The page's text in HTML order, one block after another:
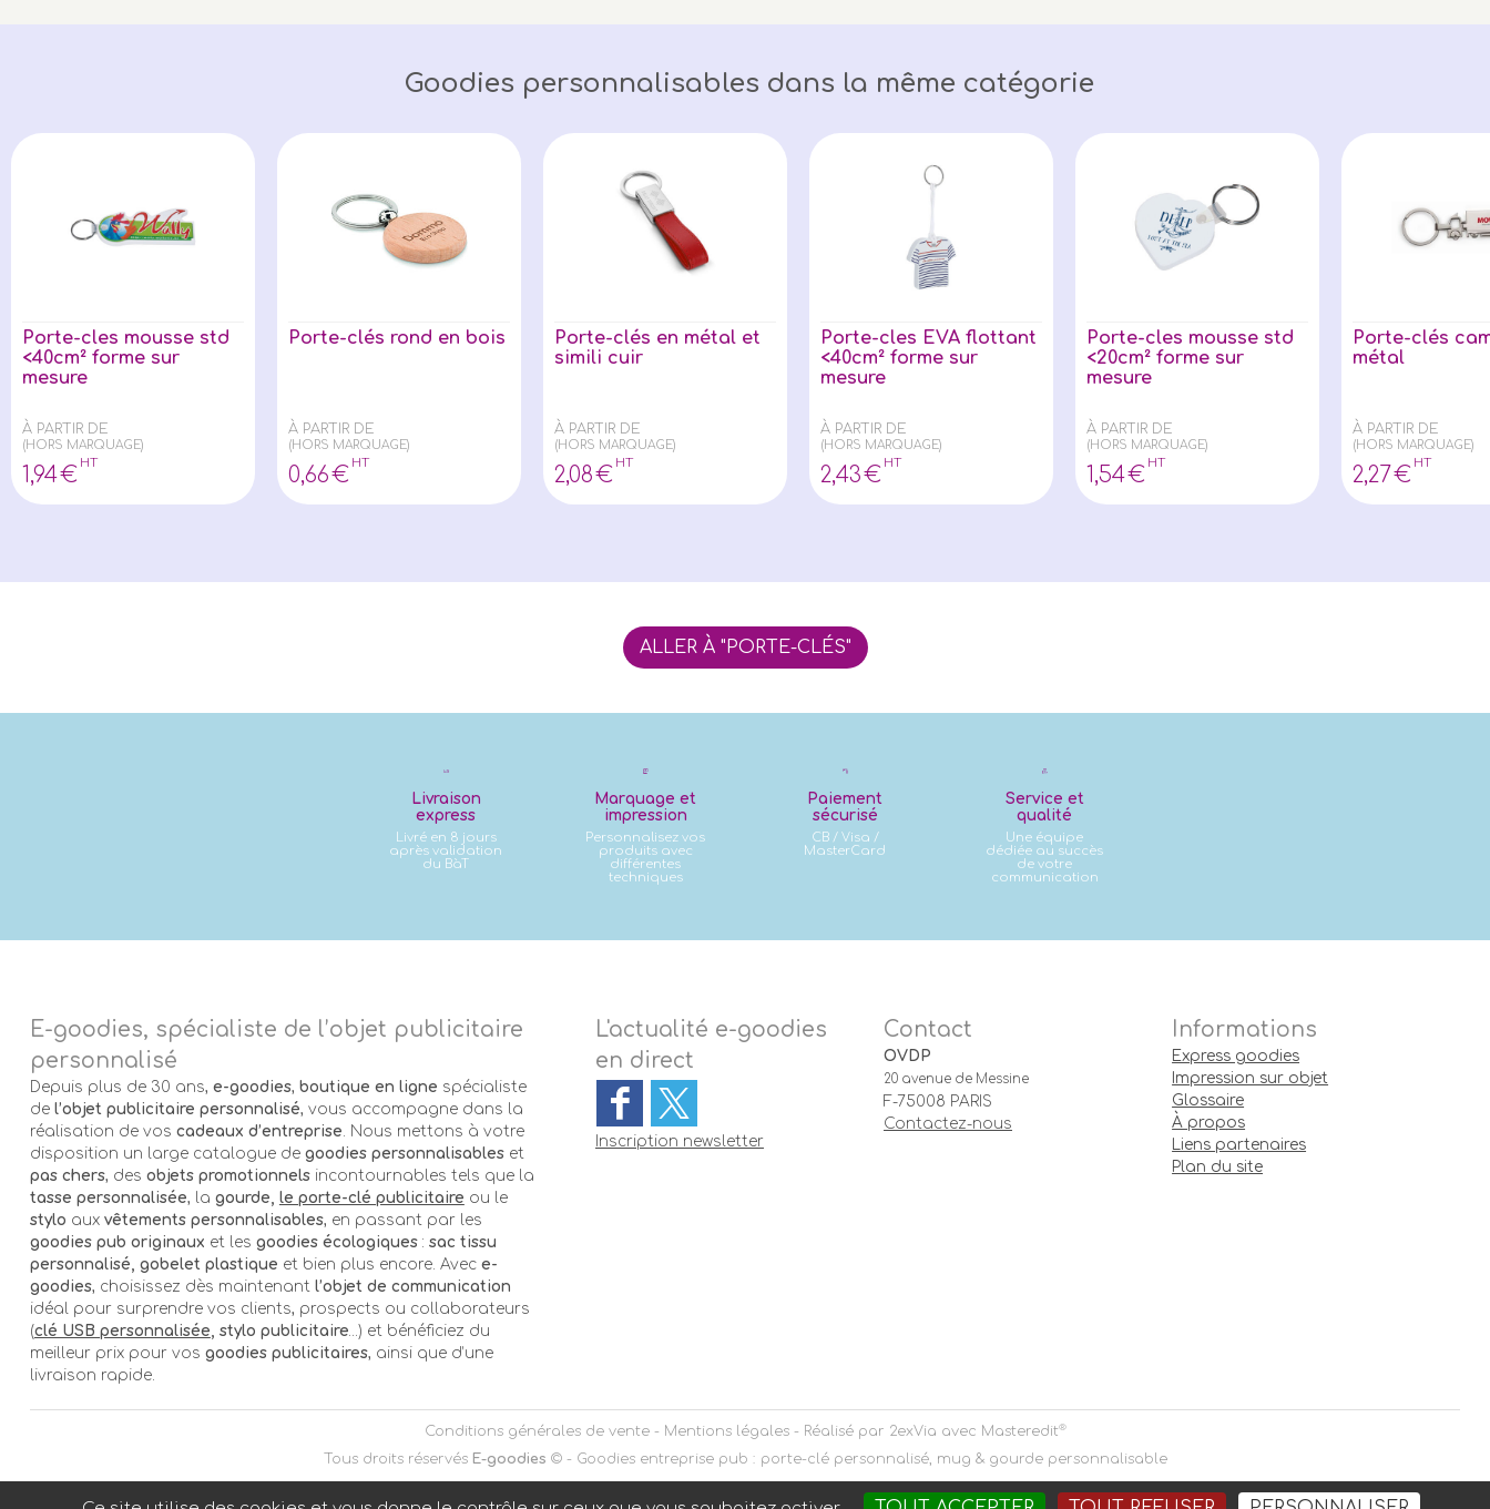
Goodies personnalisables dans la même catégorie
Porte-cles mousse std
<40cm² forme sur
mesure
À PARTIR DE
(HORS MARQUAGE)
1 ,94€
HT
Porte-clés rond en bois
À PARTIR DE
(HORS MARQUAGE)
0,66€
HT
Porte-clés en métal et
simili cuir
À PARTIR DE
(HORS MARQUAGE)
2,08€
HT
Porte-cles EVA flottant
<40cm² forme sur
mesure
À PARTIR DE
(HORS MARQUAGE)
2,43€
HT
Porte-cles mousse std
<20cm² forme sur
mesure
À PARTIR DE
(HORS MARQUAGE)
1 ,54€
HT
Porte-clés
métal
À PARTIR DE
(HORS MARQUAGE)
2,27€
HT
ALLER À "PORTE-CLÉS"
Livraison
express
Livré en 8 jours
après validation
du BàT
Marquage et
impression
Personnalisez vos
produits avec
différentes
techniques
Paiement
sécurisé
CB / Visa /
MasterCard
Service et
qualité
Une équipe
dédiée au succès
de votre
communication
E-goodies, spécialiste de l’objet publicitaire
personnalisé
Depuis plus de 30 ans, e-goodies, boutique en ligne spécialiste
de l’objet publicitaire personnalisé, vous accompagne dans la
réalisation de vos cadeaux d’entreprise . Nous mettons à votre
disposition un large catalogue de goodies personnalisableset
pas chers, des objets promotionnelsincontournables tels que la
tasse personnalisée, la gourde, le porte-clé publicitaire ou le
stylo aux vêtements personnalisables, en passant par les
goodies pub originaux et les goodies écologiques: sac tissu
personnalisé, gobelet plastique et bien plus encore. Avec e-
goodies, choisissez dès maintenant l’objet de communication
idéal pour surprendre vos clients, prospects ou collaborateurs
(clé USB personnalisée , stylo publicitaire …) et bénéficiez du
meilleur prix pour vos goodies publicitaires, ainsi que d’une
livraison rapide.
L'actualité e-goodies
en direct
Inscription newsletter
Contact
OVDP
20 avenue de Messine
F-75008 PARIS
Contactez-nous
Informations
Express goodies
Impression sur objet
Glossaire
À propos
Liens partenaires
Plan du site
Conditions générales de vente- Mentions légales- Réalisé par 2exVia avec Masteredit®
Tous droits réservés E-goodies © - Goodies entreprise pub : porte-clé personnalisé, mug & gourde personnalisable